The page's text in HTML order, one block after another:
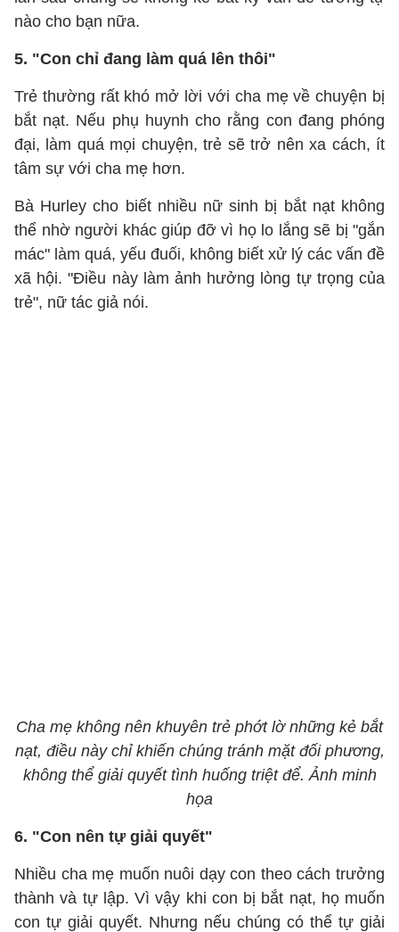
nào cho bạn nữa.
5. "Con chỉ đang làm quá lên thôi"
Trẻ thường rất khó mở lời với cha mẹ về chuyện bị
bắt nạt. Nếu phụ huynh cho rằng con đang phóng
đại, làm quá mọi chuyện, trẻ sẽ trở nên xa cách, ít
tâm sự với cha mẹ hơn.
Bà Hurley cho biết nhiều nữ sinh bị bắt nạt không
thể nhờ người khác giúp đỡ vì họ lo lắng sẽ bị "gắn
mác" làm quá, yếu đuối, không biết xử lý các vấn đề
xã hội. "Điều này làm ảnh hưởng lòng tự trọng của
trẻ", nữ tác giả nói.
Cha mẹ không nên khuyên trẻ phớt lờ những kẻ bắt
nạt, điều này chỉ khiến chúng tránh mặt đối phương,
không thể giải quyết tình huống triệt để. Ảnh minh
họa
6. "Con nên tự giải quyết"
Nhiều cha mẹ muốn nuôi dạy con theo cách trưởng
thành và tự lập. Vì vậy khi con bị bắt nạt, họ muốn
con tự giải quyết. Nhưng nếu chúng có thể tự giải